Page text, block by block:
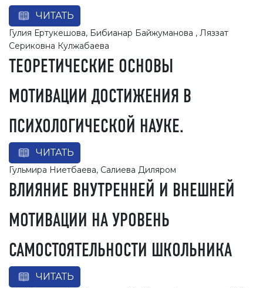
ЧИТАТЬ
Гулия Ертукешова, Бибианар Байжуманова , Ляззат
Сериковна Кулжабаева
ТЕОРЕТИЧЕСКИЕ ОСНОВЫ
МОТИВАЦИИ ДОСТИЖЕНИЯ В
ПСИХОЛОГИЧЕСКОЙ НАУКЕ.
ЧИТАТЬ
Гульмира Ниетбаева, Салиева Диляром
ВЛИЯНИЕ ВНУТРЕННЕЙ И ВНЕШНЕЙ
МОТИВАЦИИ НА УРОВЕНЬ
САМОСТОЯТЕЛЬНОСТИ ШКОЛЬНИКА
ЧИТАТЬ